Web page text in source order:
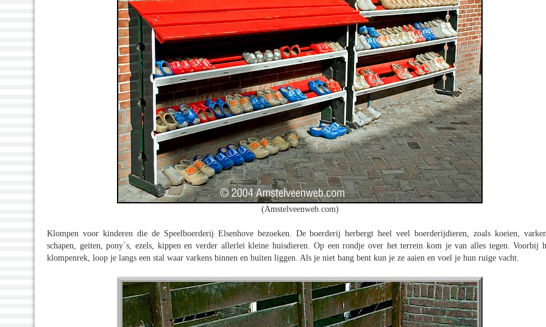
(Amstelveenweb.com)
Klompen voor kinderen die de Speelboerderij Elsenhove bezoeken. De boerderij herbergt heel veel boerderijdieren, zoals koeien,
schapen, geiten, pony´s, ezels, kippen en verder allerlei kleine huisdieren. Op een rondje over het terrein kom je van alles tegen. Voorbij
klompenrek, loop je langs een stal waar varkens binnen en buiten liggen. Als je niet bang bent kun je ze aaien en voel je hun ruige vacht.